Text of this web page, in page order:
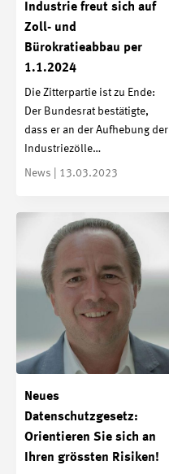
Industrie freut sich auf
Zoll- und
Bürokratieabbau per
1.1.2024
Die Zitterpartie ist zu Ende:
Der Bundesrat bestätigte,
dass er an der Aufhebung der
Industriezölle…
News | 13.03.2023
Neues
Datenschutzgesetz:
Orientieren Sie sich an
Ihren grössten Risiken!